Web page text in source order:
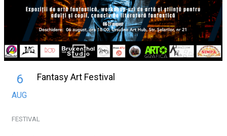
6
AUG
Fantasy Art Festival
FESTIVAL